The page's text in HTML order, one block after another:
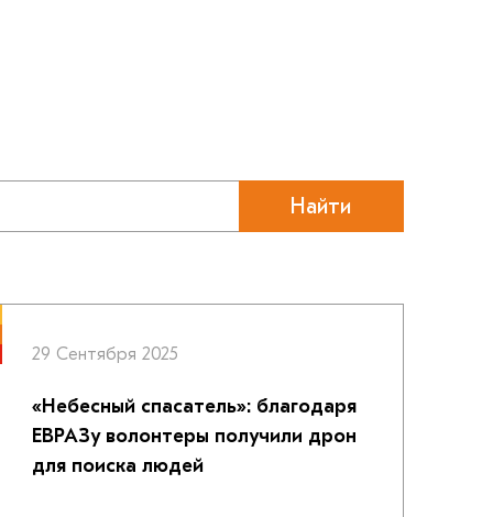
Найти
29 Сентября 2025
«Небесный спасатель»: благодаря
ЕВРАЗу волонтеры получили дрон
для поиска людей